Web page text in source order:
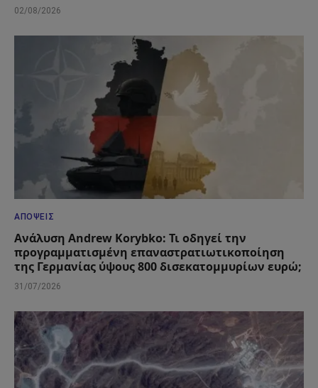
02/08/2026
ΑΠΌΨΕΙΣ
Ανάλυση Andrew Korybko: Τι οδηγεί την
προγραμματισμένη επαναστρατιωτικοποίηση
της Γερμανίας ύψους 800 δισεκατομμυρίων ευρώ;
31/07/2026